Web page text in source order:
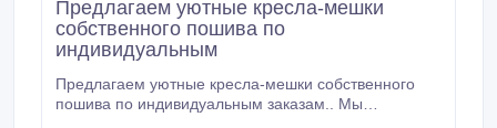
Предлагаем уютные кресла-мешки
собственного пошива по
индивидуальным
Предлагаем уютные кресла-мешки собственного
пошива по индивидуальным заказам.. Мы